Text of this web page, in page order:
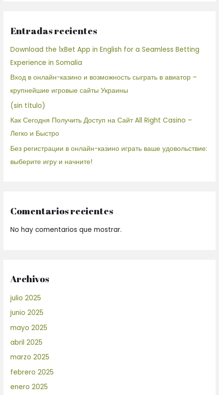
Entradas recientes
Download the 1xBet App in English for a Seamless Betting
Experience in Somalia
Вход в онлайн-казино и возможность сыграть в авиатор –
крупнейшие игровые сайты Украины
(sin título)
Как Сегодня Получить Доступ на Сайт All Right Casino –
Легко и Быстро
Без регистрации в онлайн-казино играть ваше удовольствие:
выберите игру и начните!
Comentarios recientes
No hay comentarios que mostrar.
Archivos
julio 2025
junio 2025
mayo 2025
abril 2025
marzo 2025
febrero 2025
enero 2025